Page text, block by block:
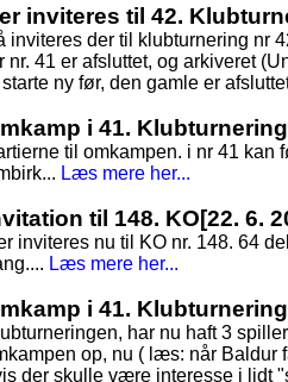
inviteres til 42.
inviteres der til klubturnering nr
nr. 41 er afsluttet, og arkiveret
ny før, den gamle er
i 41. Klubturnering
til omkampen. i nr 41 kan
Læs mere her...
til 148. KO[22. 6.
inviteres nu til KO nr. 148. 64
Læs mere her...
i 41. Klubturnering
har nu haft 3
op, nu ( læs: når Baldur
der skulle være interesse i lidt